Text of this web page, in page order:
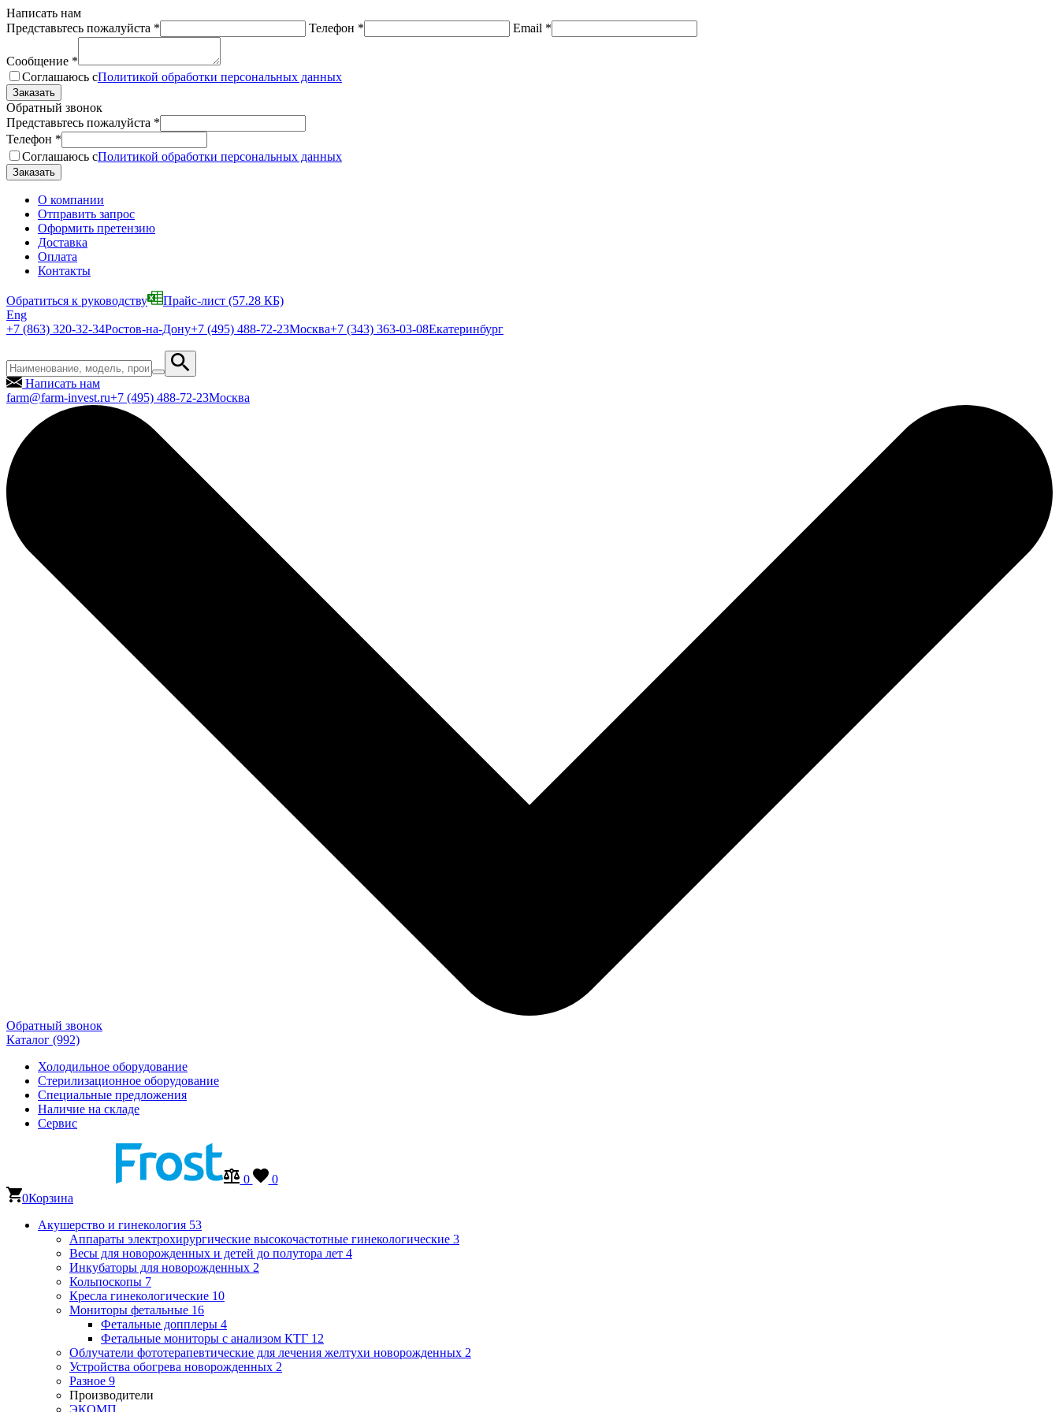
Написать нам
Представьтесь пожалуйста * Телефон * Email *
Сообщение *
Соглашаюсь сПолитикой обработки персональных данных
Обратный звонок
Представьтесь пожалуйста *
Телефон *
Соглашаюсь сПолитикой обработки персональных данных
О компании
Отправить запрос
Оформить претензию
Доставка
Оплата
Контакты
Обратиться к руководству Прайс-лист (57.28 КБ)
Eng
+7 (863) 320-32-34Ростов-на-Дону+7 (495) 488-72-23Москва+7 (343) 363-03-08Екатеринбург
Написать нам
farm@farm-invest.ru+7 (495) 488-72-23Москва
Обратный звонок
Каталог (992)
Холодильное оборудование
Стерилизационное оборудование
Специальные предложения
Наличие на складе
Сервис
0
0
0Корзина
Акушерство и гинекология 53
Аппараты электрохирургические высокочастотные гинекологические 3
Весы для новорожденных и детей до полутора лет 4
Инкубаторы для новорожденных 2
Кольпоскопы 7
Кресла гинекологические 10
Мониторы фетальные 16
Фетальные допплеры 4
Фетальные мониторы с анализом КТГ 12
Облучатели фототерапевтические для лечения желтухи новорожденных 2
Устройства обогрева новорожденных 2
Разное 9
Производители
ЭКОМП